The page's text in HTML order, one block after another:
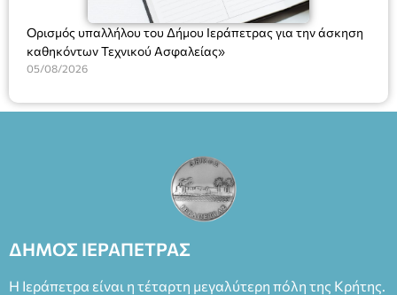
Ορισμός υπαλλήλου του Δήμου Ιεράπετρας για την άσκηση
καθηκόντων Τεχνικού Ασφαλείας»
05/08/2026
ΔΗΜΟΣ ΙΕΡΑΠΕΤΡΑΣ
Η Ιεράπετρα είναι η τέταρτη μεγαλύτερη πόλη της Κρήτης.